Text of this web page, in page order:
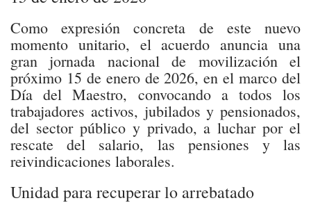
Como expresión concreta de este nuevo
momento unitario, el acuerdo anuncia una
gran jornada nacional de movilización el
próximo 15 de enero de 2026, en el marco del
Día del Maestro, convocando a todos los
trabajadores activos, jubilados y pensionados,
del sector público y privado, a luchar por el
rescate del salario, las pensiones y las
reivindicaciones laborales.
Unidad para recuperar lo arrebatado